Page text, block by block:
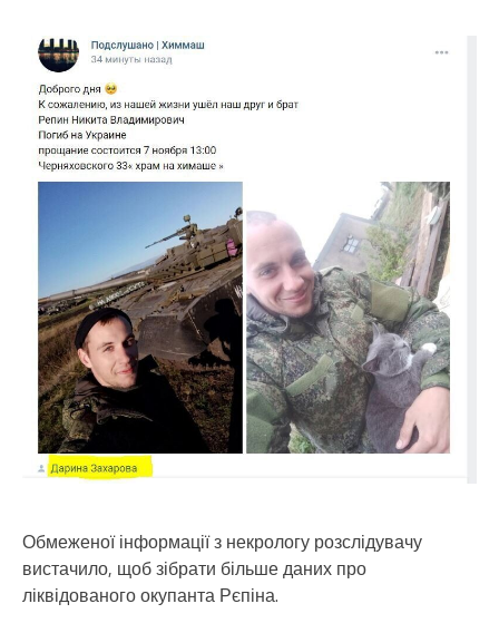
Обмеженої інформації з некрологу розслідувачу
вистачило, щоб зібрати більше даних про
ліквідованого окупанта Рєпіна.